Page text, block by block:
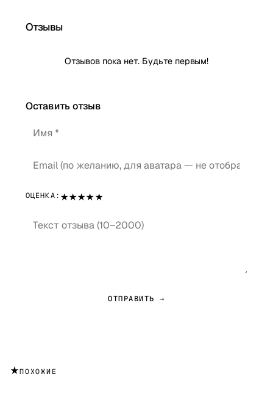
Отзывы
Отзывов пока нет. Будьте первым!
Оставить отзыв
ОЦЕНКА: ★★★★★
ОТПРАВИТЬ →
★ПОХОЖИЕ